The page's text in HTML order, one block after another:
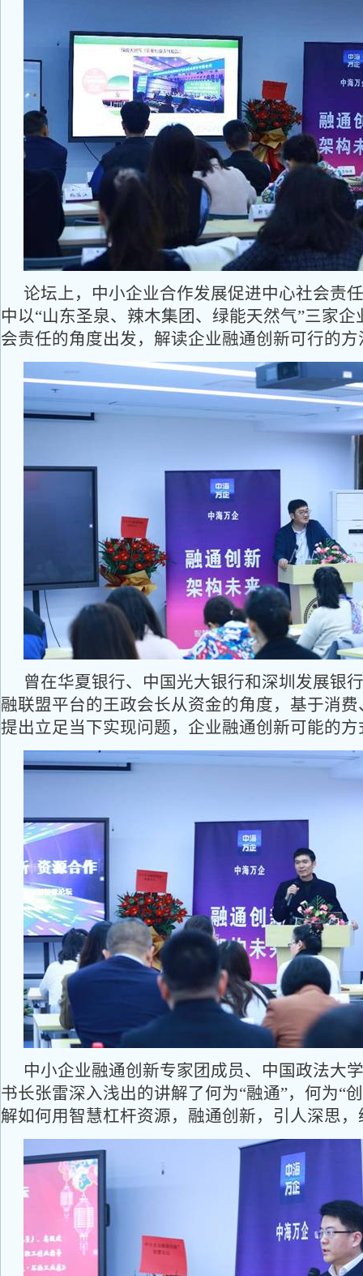
论坛上，中小企业合作发展促进中心社会责
中以“山东圣泉、辣木集团、绿能天然气”三家
会责任的角度出发，解读企业融通创新可行的
曾在华夏银行、中国光大银行和深圳发展银
融联盟平台的王政会长从资金的角度，基于消
提出立足当下实现问题，企业融通创新可能的方
中小企业融通创新专家团成员、中国政法大
书长张雷深入浅出的讲解了何为“融通”，何为“
解如何用智慧杠杆资源，融通创新，引人深思